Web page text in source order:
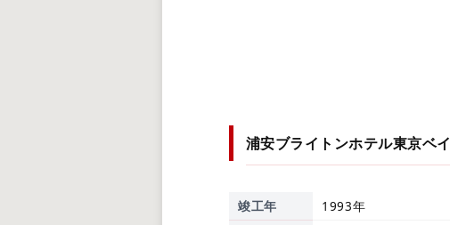
浦安ブライトンホテル東京ベイ
竣工年
1993年